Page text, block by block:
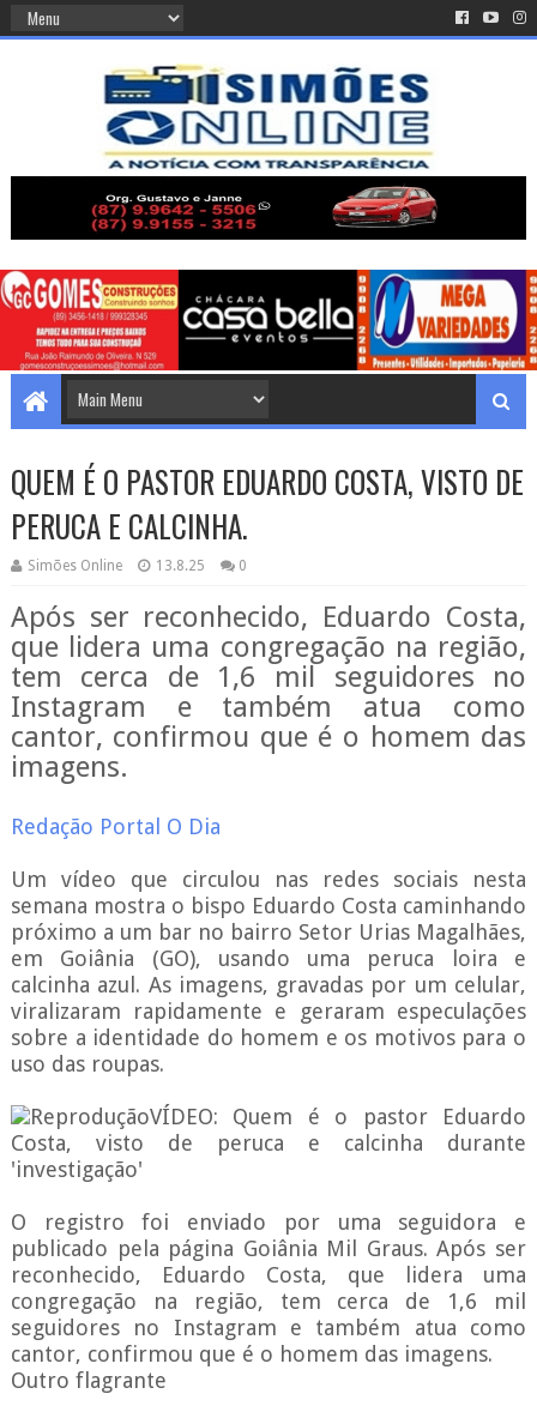
QUEM É O PASTOR EDUARDO COSTA, VISTO DE
PERUCA E CALCINHA.
Simões Online 13.8.25 0
Após ser reconhecido, Eduardo Costa,
que lidera uma congregação na região,
tem cerca de 1,6 mil seguidores no
Instagram e também atua como
cantor, confirmou que é o homem das
imagens.
Redação Portal O Dia
Um vídeo que circulou nas redes sociais nesta
semana mostra o bispo Eduardo Costa caminhando
próximo a um bar no bairro Setor Urias Magalhães,
em Goiânia (GO), usando uma peruca loira e
calcinha azul. As imagens, gravadas por um celular,
viralizaram rapidamente e geraram especulações
sobre a identidade do homem e os motivos para o
uso das roupas.
ReproduçãoVÍDEO: Quem é o pastor Eduardo
Costa, visto de peruca e calcinha durante
'investigação'
O registro foi enviado por uma seguidora e
publicado pela página Goiânia Mil Graus. Após ser
reconhecido, Eduardo Costa, que lidera uma
congregação na região, tem cerca de 1,6 mil
seguidores no Instagram e também atua como
cantor, confirmou que é o homem das imagens.
Outro flagrante